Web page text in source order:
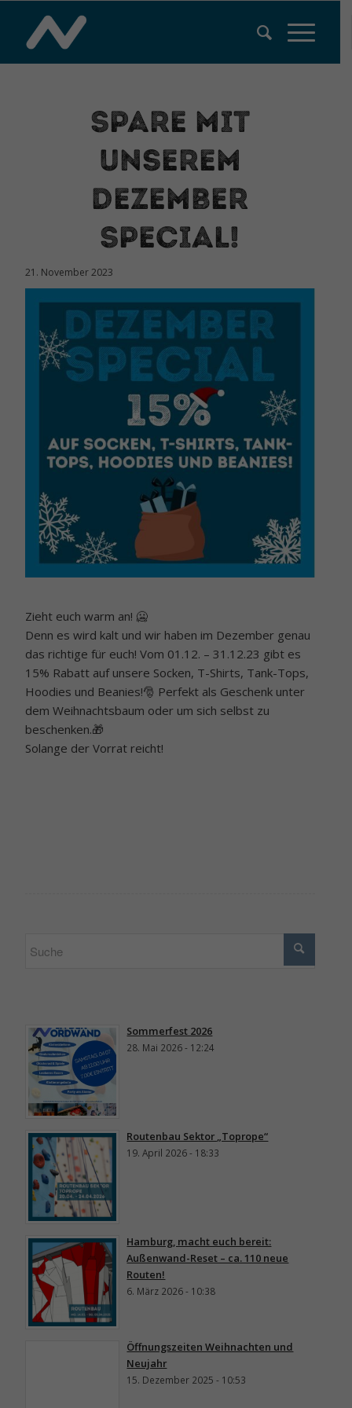
Spare mit
unserem
Dezember
Special!
21. November 2023
Zieht euch warm an! 🥶
Denn es wird kalt und wir haben im Dezember genau
das richtige für euch! Vom 01.12. – 31.12.23 gibt es
15% Rabatt auf unsere Socken, T-Shirts, Tank-Tops,
Hoodies und Beanies!🎅 Perfekt als Geschenk unter
dem Weihnachtsbaum oder um sich selbst zu
beschenken.🎁
Solange der Vorrat reicht!
Sommerfest 2026
28. Mai 2026 - 12:24
Routenbau Sektor „Toprope“
19. April 2026 - 18:33
Hamburg, macht euch bereit:
Außenwand-Reset – ca. 110 neue
Routen!
6. März 2026 - 10:38
Öffnungszeiten Weihnachten und
Neujahr
15. Dezember 2025 - 10:53